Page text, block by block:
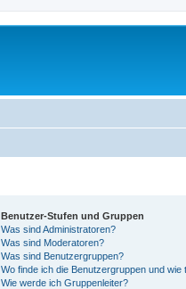
Benutzer-Stufen und Gruppen
Was sind Administratoren?
Was sind Moderatoren?
Was sind Benutzergruppen?
Wo finde ich die Benutzergruppen und wie
Wie werde ich Gruppenleiter?